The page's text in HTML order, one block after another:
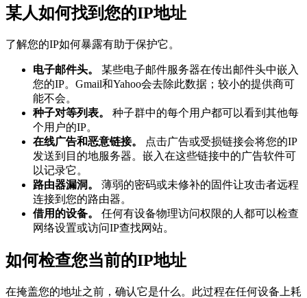
某人如何找到您的IP地址
了解您的IP如何暴露有助于保护它。
电子邮件头。
某些电子邮件服务器在传出邮件头中嵌入
您的IP。Gmail和Yahoo会去除此数据；较小的提供商可
能不会。
种子对等列表。
种子群中的每个用户都可以看到其他每
个用户的IP。
在线广告和恶意链接。
点击广告或受损链接会将您的IP
发送到目的地服务器。嵌入在这些链接中的广告软件可
以记录它。
路由器漏洞。
薄弱的密码或未修补的固件让攻击者远程
连接到您的路由器。
借用的设备。
任何有设备物理访问权限的人都可以检查
网络设置或访问IP查找网站。
如何检查您当前的IP地址
在掩盖您的地址之前，确认它是什么。此过程在任何设备上耗